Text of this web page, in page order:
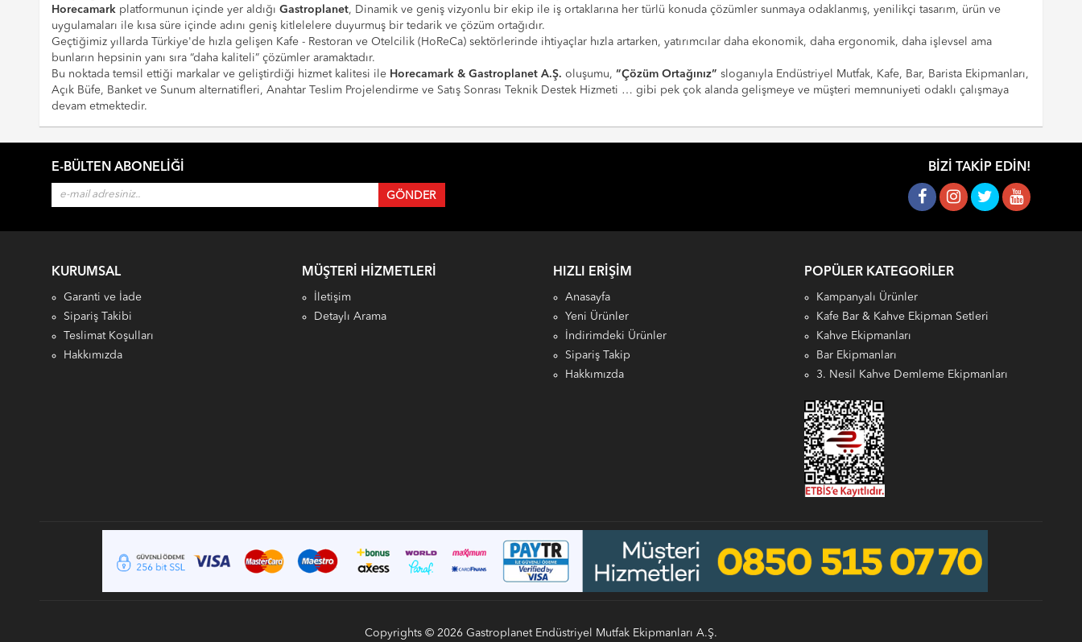
Horecamarkplatformunun içinde yer aldığı Gastroplanet, Dinamik ve geniş vizyonlu bir ekip ile iş ortaklarına her türlü konuda çözümler sunmaya odaklanmış, yenilikçi tasarım, ürün ve
uygulamaları ile kısa süre içinde adını geniş kitlelelere duyurmuş bir tedarik ve çözüm ortağıdır.
Geçtiğimiz yıllarda Türkiye'de hızla gelişen Kafe - Restoran ve Otelcilik (HoReCa) sektörlerinde ihtiyaçlar hızla artarken, yatırımcılar daha ekonomik, daha ergonomik, daha işlevsel ama
bunların hepsinin yanı sıra “daha kaliteli” çözümler aramaktadır.
Bu noktada temsil ettiği markalar ve geliştirdiği hizmet kalitesi ile Horecamark & Gastroplanet A.Ş. oluşumu, “Çözüm Ortağınız” sloganıyla Endüstriyel Mutfak, Kafe, Bar, Barista Ekipmanları,
Açık Büfe, Banket ve Sunum alternatifleri, Anahtar Teslim Projelendirme ve Satış Sonrası Teknik Destek Hizmeti … gibi pek çok alanda gelişmeye ve müşteri memnuniyeti odaklı çalışmaya
devam etmektedir.
E-BÜLTEN ABONELIĞI BIZI TAKIP EDIN!
KURUMSAL
Garanti ve İade
Sipariş Takibi
Teslimat Koşulları
Hakkımızda
MÜŞTERI HIZMETLERI
İletişim
Detaylı Arama
HIZLI ERIŞIM
Anasayfa
Yeni Ürünler
İndirimdeki Ürünler
Sipariş Takip
Hakkımızda
POPÜLER KATEGORILER
Kampanyalı Ürünler
Kafe Bar & Kahve Ekipman Setleri
Kahve Ekipmanları
Bar Ekipmanları
3. Nesil Kahve Demleme Ekipmanları
Copyrights © 2026 Gastroplanet Endüstriyel Mutfak Ekipmanları A.Ş.